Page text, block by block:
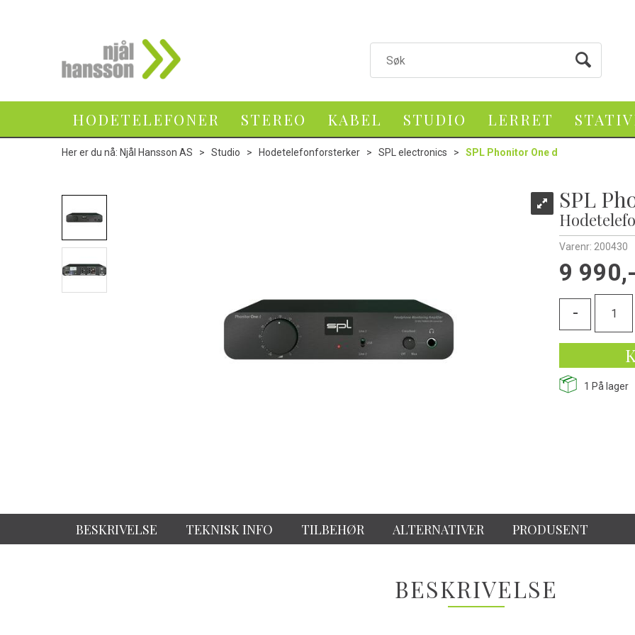
HODETELEFONER STEREO KABEL STUDIO LERRET
Her er du nå: Njål Hansson AS > Studio > Hodetelefonforsterker > SPL electronics > SPL Phonitor One d
SPL
Varenr: 200430
9
-
1 På lager
BESKRIVELSE TEKNISK INFO TILBEHØR ALTERNATIVER PRODUSENT
BESKRIVELSE